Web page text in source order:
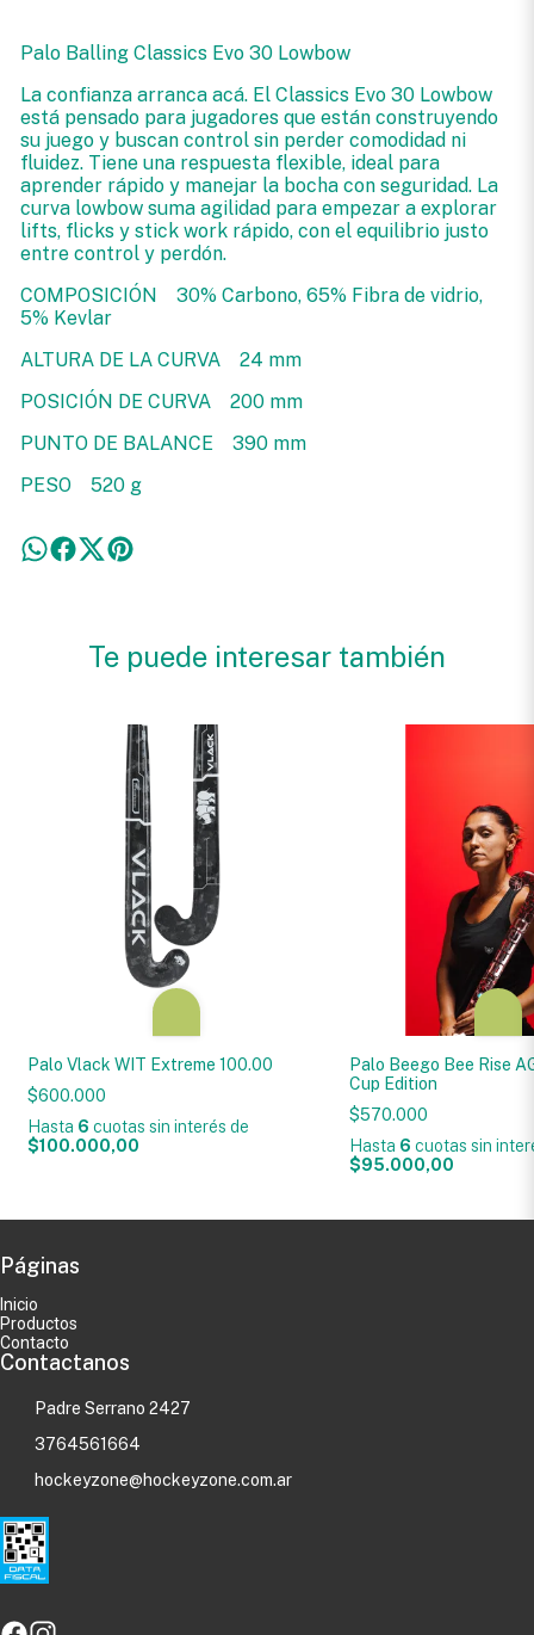
Palo Balling Classics Evo 30 Lowbow
La confianza arranca acá. El Classics Evo 30 Lowbow
está pensado para jugadores que están construyendo
su juego y buscan control sin perder comodidad ni
fluidez. Tiene una respuesta flexible, ideal para
aprender rápido y manejar la bocha con seguridad. La
curva lowbow suma agilidad para empezar a explorar
lifts, flicks y stick work rápido, con el equilibrio justo
entre control y perdón.
COMPOSICIÓN 30% Carbono, 65% Fibra de vidrio,
5% Kevlar
ALTURA DE LA CURVA 24 mm
POSICIÓN DE CURVA 200 mm
PUNTO DE BALANCE 390 mm
PESO 520 g
Te puede interesar también
Palo Vlack WIT Extreme 100.00
$600.000
Hasta 6 cuotas sin interés de
$100.000,00
Palo Beego Bee Rise
Cup Edition
$570.000
Hasta 6 cuotas sin
$95.000,00
Páginas
Inicio
Productos
Contacto
Contactanos
Padre Serrano 2427
3764561664
hockeyzone@hockeyzone.com.ar